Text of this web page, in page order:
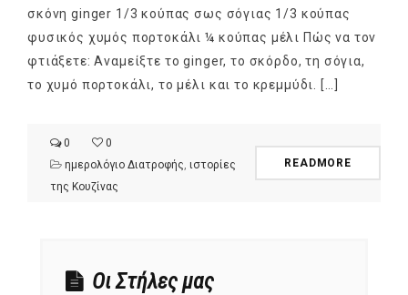
σκόνη ginger 1/3 κούπας σως σόγιας 1/3 κούπας
φυσικός χυμός πορτοκάλι ¼ κούπας μέλι Πώς να τον
φτιάξετε: Αναμείξτε το ginger, το σκόρδο, τη σόγια,
το χυμό πορτοκάλι, το μέλι και το κρεμμύδι. […]
0
0
ημερολόγιο Διατροφής ιστορίες
της Κουζίνας
READMORE
Οι Στήλες μας